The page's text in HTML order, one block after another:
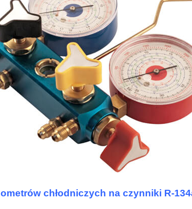
chłodniczych na czynniki R-